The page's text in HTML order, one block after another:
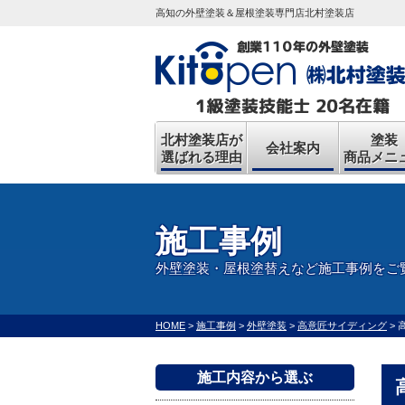
高知の外壁塗装＆屋根塗装専門店北村塗装店
北村塗装店が
選ばれる理由
会社案内
塗装
商品メニ
施工事例
外壁塗装・屋根塗替えなど施工事例をご
HOME > 施工事例 > 外壁塗装 > 高意匠サイディング >
施工内容から選ぶ